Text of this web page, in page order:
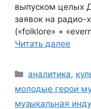
выпуском целых
заявок на радио-
(«folklore» +
Читать далее
Рубрики
аналитика,
молодые герои
музыкальная